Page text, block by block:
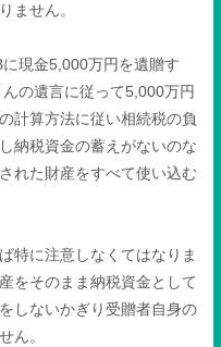
ません。
に現金5,000万円を遺贈す
んの遺言に従って5,000万円
計算方法に従い相続税の負
納税資金の蓄えがないのな
れた財産をすべて使い込む
特に注意しなくてはなりま
をそのまま納税資金として
しないかぎり受贈者自身の
ん。